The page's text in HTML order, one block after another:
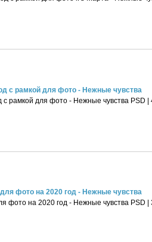
с рамкой для фото - Нежные чувства
с рамкой для фото - Нежные чувства PSD |
фото на 2020 год - Нежные чувства
фото на 2020 год - Нежные чувства PSD